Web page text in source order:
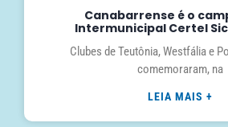
Canabarrense é o
Intermunicipal Certel
Clubes de Teutônia, Westfália e
comemoraram, na
LEIA MAIS +